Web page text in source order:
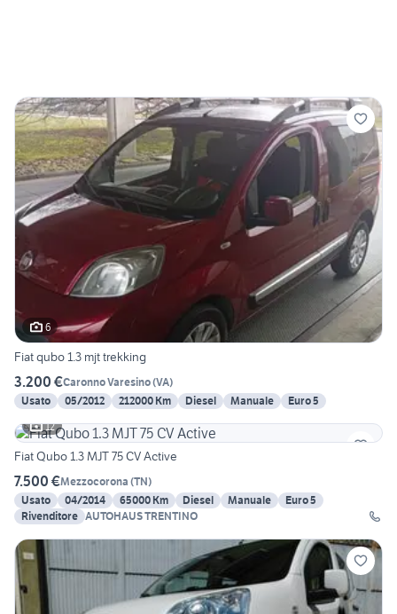
6
Fiat qubo 1.3 mjt trekking
3.200 €Caronno Varesino(VA)
Usato
05/2012 212000 Km Diesel Manuale
Euro 5
12
Fiat Qubo 1.3 MJT 75 CV Active
7.500 €Mezzocorona (TN)
Usato
04/2014 65000 Km Diesel Manuale
Euro 5
Rivenditore AUTOHAUS TRENTINO